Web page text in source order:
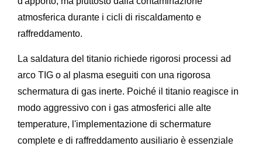
atmosferica durante i cicli di riscaldamento e
raffreddamento.
La saldatura del titanio richiede rigorosi processi ad
arco TIG o al plasma eseguiti con una rigorosa
schermatura di gas inerte. Poiché il titanio reagisce in
modo aggressivo con i gas atmosferici alle alte
temperature, l'implementazione di schermature
complete e di raffreddamento ausiliario è essenziale